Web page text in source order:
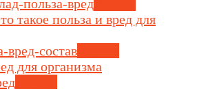
такое польза и вред для
для организма